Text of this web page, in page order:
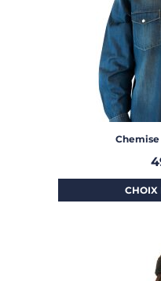
CHOIX